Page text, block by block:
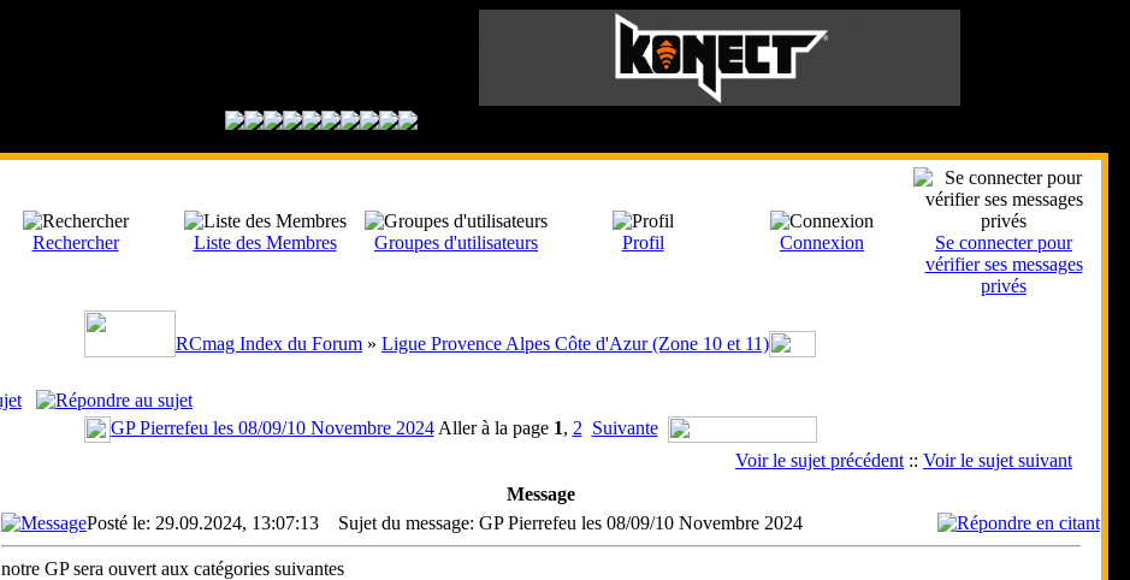
Rechercher Liste des Membres Groupes d'utilisateurs Profil Connexion
Se connecter pour
vérifier ses messages
privés
RCmag Index du Forum » Ligue Provence Alpes Côte d'Azur (Zone 10 et 11)
GP Pierrefeu les 08/09/10 Novembre 2024Aller à la page 1, 2 Suivante
Voir le sujet précédent :: Voir le sujet suivant
Message
Posté le: 29.09.2024, 13:07:13 Sujet du message: GP Pierrefeu les 08/09/10 Novembre 2024
notre GP sera ouvert aux catégories suivantes